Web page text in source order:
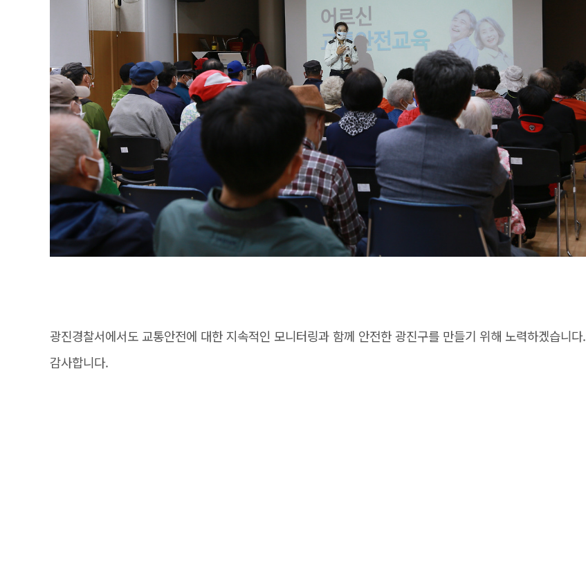
광진경찰서에서도 교통안전에 대한 지속적인 모니터링과 함께 안전한 광진구를 만들기 위해 노력하겠습니다.
감사합니다.